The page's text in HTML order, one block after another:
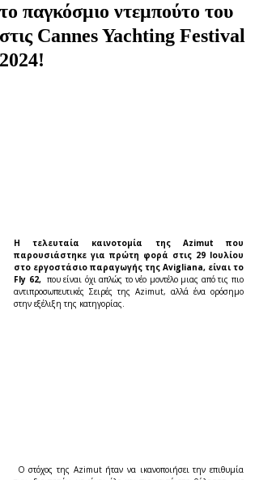
το παγκόσμιο ντεμπούτο του
στις Cannes Yachting Festival
2024!
Η τελευταία καινοτομία της Azimut που
παρουσιάστηκε για πρώτη φορά στις 29 Ιουλίου
στο εργοστάσιο παραγωγής της Avigliana, είναι το
Fly 62, που είναι όχι απλώς το νέο μοντέλο μιας από τις πιο
αντιπροσωπευτικές Σειρές της Azimut, αλλά ένα ορόσημο
στην εξέλιξη της κατηγορίας.